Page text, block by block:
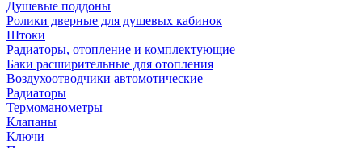
Душевые поддоны
Ролики дверные для душевых кабинок
Штоки
Радиаторы, отопление и комплектующие
Баки расширительные для отопления
Воздухоотводчики автомотические
Радиаторы
Термоманометры
Клапаны
Ключи